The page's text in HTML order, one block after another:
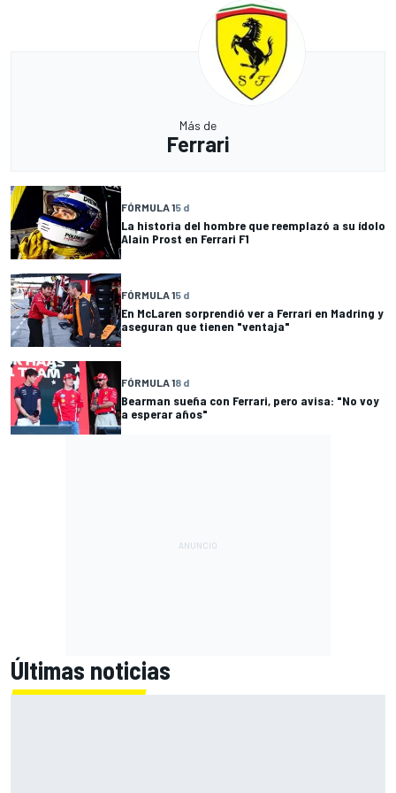
Más de
Ferrari
FÓRMULA 15 d
La historia del hombre que reemplazó a su ídolo
Alain Prost en Ferrari F1
FÓRMULA 15 d
En McLaren sorprendió ver a Ferrari en Madring y
aseguran que tienen "ventaja"
FÓRMULA 18 d
Bearman sueña con Ferrari, pero avisa: "No voy
a esperar años"
Últimas noticias